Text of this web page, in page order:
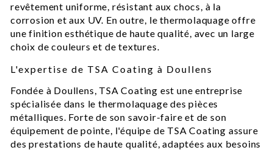
revêtement uniforme, résistant aux chocs, à la
corrosion et aux UV. En outre, le thermolaquage offre
une finition esthétique de haute qualité, avec un large
choix de couleurs et de textures.
L'expertise de TSA Coating à Doullens
Fondée à Doullens, TSA Coating est une entreprise
spécialisée dans le thermolaquage des pièces
métalliques. Forte de son savoir-faire et de son
équipement de pointe, l'équipe de TSA Coating assure
des prestations de haute qualité, adaptées aux besoins